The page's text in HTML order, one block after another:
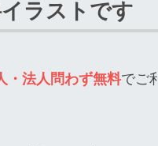
ラストです
・法人問わず無料でご